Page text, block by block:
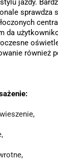
jazdy.
sprawdza
da
również